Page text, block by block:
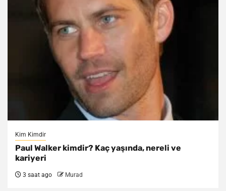
Kim Kimdir
Paul Walker kimdir? Kaç yaşında, nereli ve
kariyeri
3 saat ago Murad